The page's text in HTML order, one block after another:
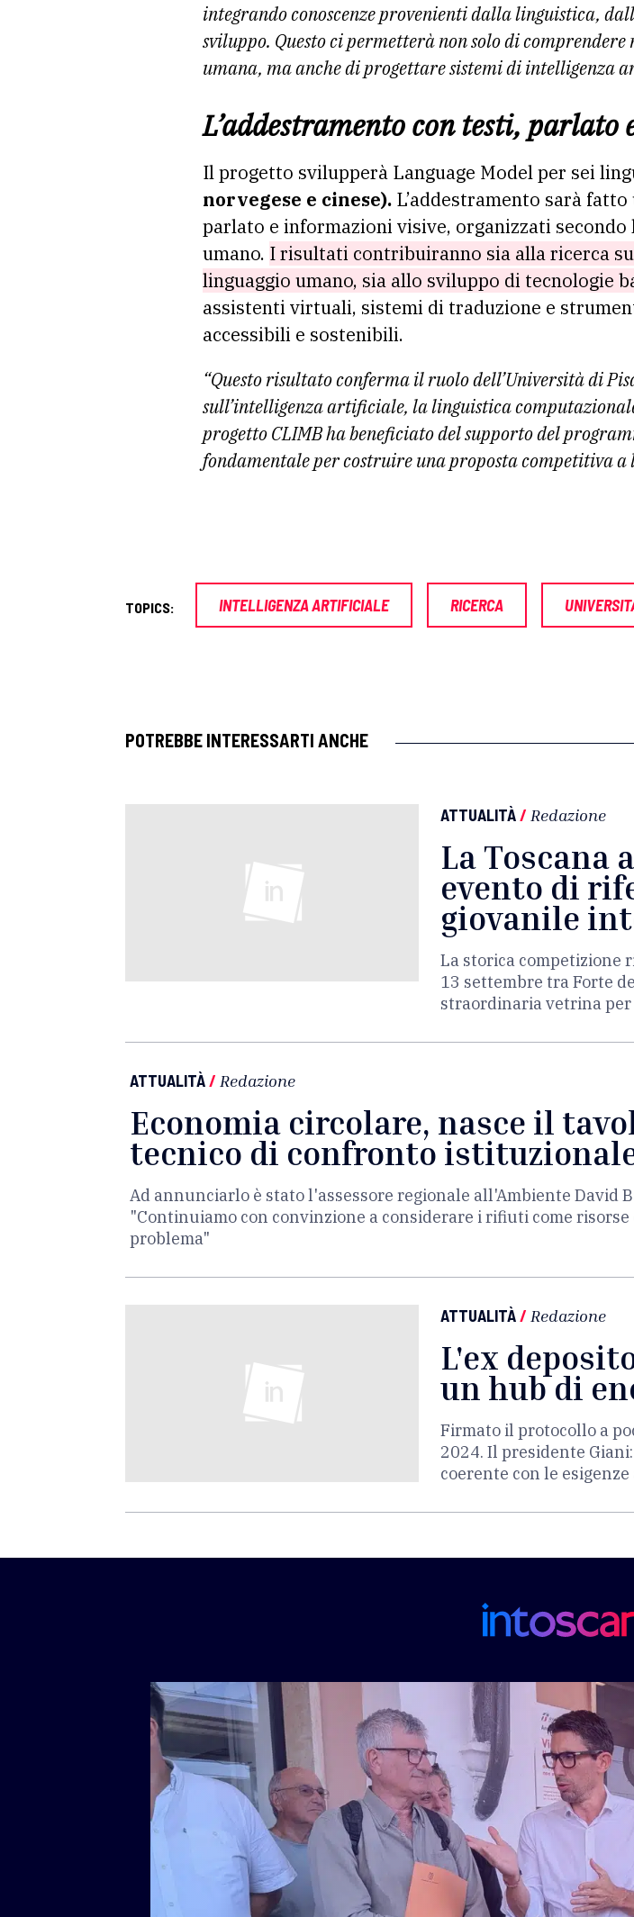
integrando conoscenze provenienti dalla linguistica,
sviluppo. Questo ci permetterà non solo di
umana, ma anche di progettare sistemi di intelligenza
L’addestramento con testi,
Il progetto svilupperà Language Model per sei
norvegese e cinese). L’addestramento sarà
parlato e informazioni visive, organizzati
umano. I risultati contribuiranno sia alla ricerca
linguaggio umano, sia allo sviluppo di tecnologie
assistenti virtuali, sistemi di traduzione e
accessibili e sostenibili.
“Questo risultato conferma il ruolo dell’Università di
sull’intelligenza artificiale, la linguistica
progetto CLIMB ha beneficiato del supporto del
fondamentale per costruire una proposta competitiva a
TOPICS: INTELLIGENZA ARTIFICIALE RICERCA
POTREBBE INTERESSARTI ANCHE
ATTUALITÀ/ Redazione
La Toscana
evento di
giovanile
La storica competizione
13 settembre tra Forte
straordinaria vetrina
ATTUALITÀ/ Redazione
Economia circolare, nasce il
tecnico di confronto
Ad annunciarlo è stato l'assessore regionale all'Ambiente David
"Continuiamo con convinzione a considerare i rifiuti come risorse
problema"
ATTUALITÀ/ Redazione
L'ex
un hub di
Firmato il protocollo a
2024. Il presidente
coerente con le